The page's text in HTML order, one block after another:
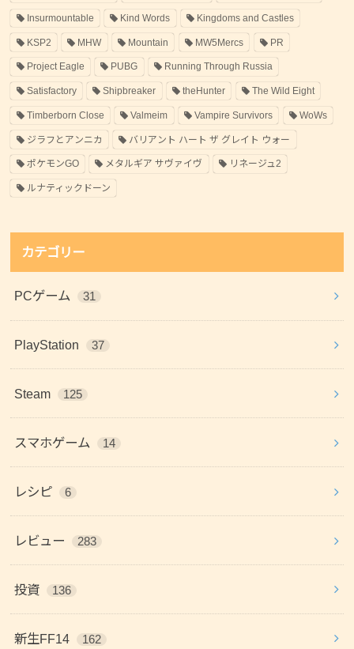
Insurmountable Kind Words Kingdoms and Castles
KSP2 MHW Mountain MW5Mercs PR
Project Eagle PUBG Running Through Russia
Satisfactory Shipbreaker theHunter The Wild Eight
Timberborn Close Valmeim Vampire Survivors WoWs
ジラフとアンニカ バリアント ハート ザ グレイト ウォー
ポケモンGO メタルギア サヴァイヴ リネージュ2
ルナティックドーン
カテゴリー
PCゲーム 31
PlayStation 37
Steam 125
スマホゲーム 14
レシピ 6
レビュー 283
投資 136
新生FF14 162